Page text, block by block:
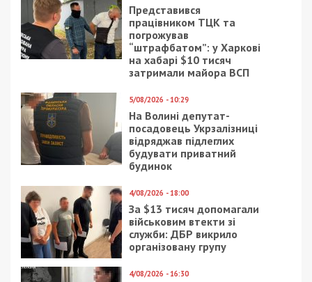
Представився
працівником ТЦК та
погрожував
“штрафбатом”: у Харкові
на хабарі $10 тисяч
затримали майора ВСП
5/08/2026 - 10:29
На Волині депутат-
посадовець Укрзалізниці
відряджав підлеглих
будувати приватний
будинок
4/08/2026 - 18:00
За $13 тисяч допомагали
військовим втекти зі
служби: ДБР викрило
організовану групу
4/08/2026 - 16:30